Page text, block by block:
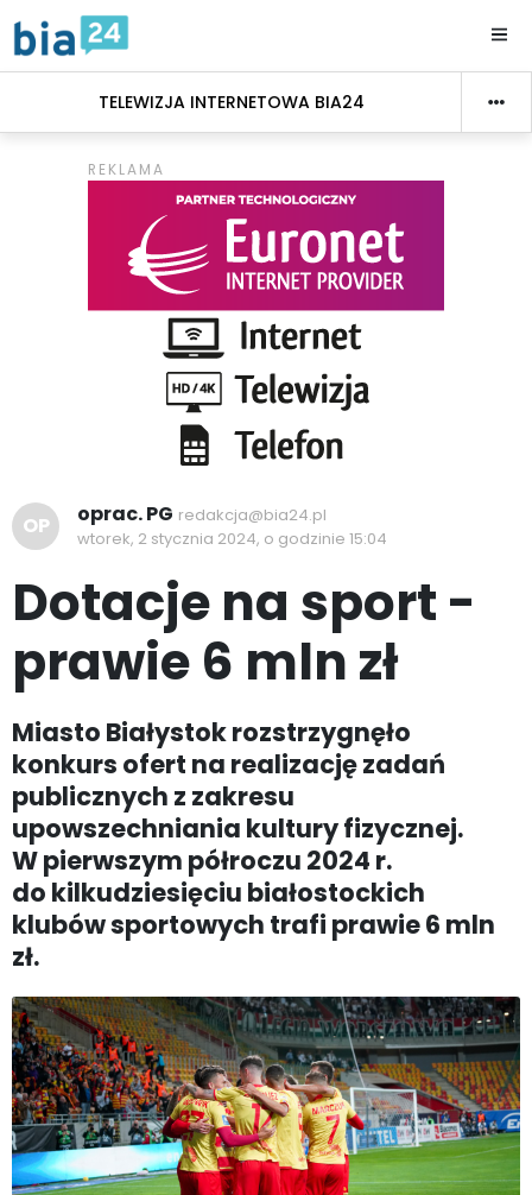
TELEWIZJA INTERNETOWA BIA24
OP oprac. PG redakcja@bia24.pl
wtorek, 2 stycznia 2024, o godzinie 15:04
Dotacje na sport -
prawie 6 mln zł
Miasto Białystok rozstrzygnęło
konkurs ofert na realizację zadań
publicznych z zakresu
upowszechniania kultury fizycznej.
W pierwszym półroczu 2024 r.
do kilkudziesięciu białostockich
klubów sportowych trafi prawie 6 mln
zł.